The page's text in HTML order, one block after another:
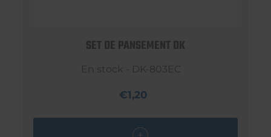
SET DE PANSEMENT DK
En stock - DK-803EC
€1,20